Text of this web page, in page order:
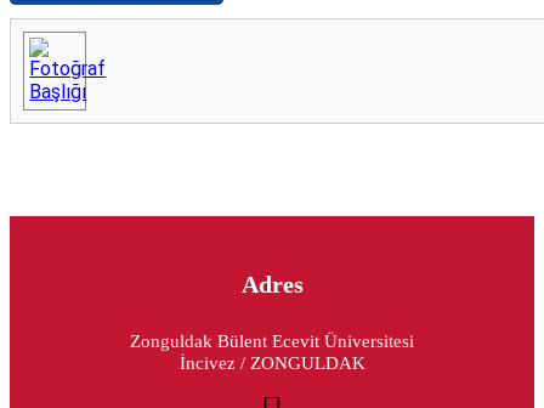
Adres
Zonguldak Bülent Ecevit Üniversitesi
İncivez / ZONGULDAK